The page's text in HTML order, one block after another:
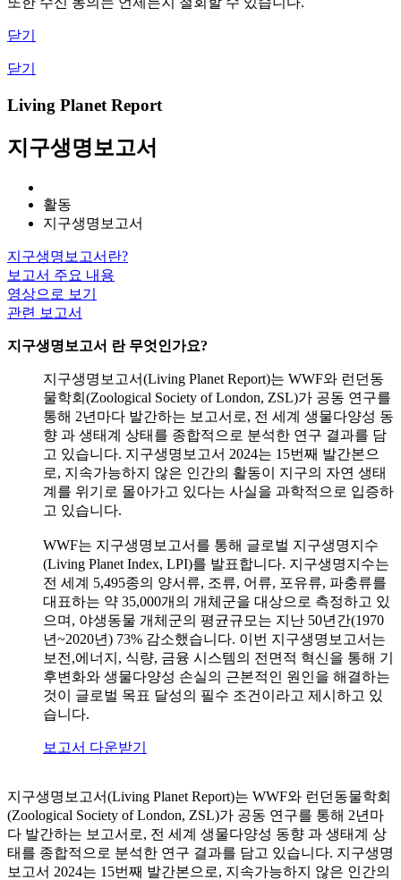
닫기
닫기
Living Planet Report
지구생명보고서
활동
지구생명보고서
지구생명보고서란?
보고서 주요 내용
영상으로 보기
관련 보고서
지구생명보고서 란 무엇인가요?
지구생명보고서(Living Planet Report)는 WWF와 런던동
물학회(Zoological Society of London, ZSL)가 공동 연구를
통해 2년마다 발간하는 보고서로, 전 세계 생물다양성 동
향 과 생태계 상태를 종합적으로 분석한 연구 결과를 담
고 있습니다. 지구생명보고서 2024는 15번째 발간본으
로, 지속가능하지 않은 인간의 활동이 지구의 자연 생태
계를 위기로 몰아가고 있다는 사실을 과학적으로 입증하
고 있습니다.
WWF는 지구생명보고서를 통해 글로벌 지구생명지수
(Living Planet Index, LPI)를 발표합니다. 지구생명지수는
전 세계 5,495종의 양서류, 조류, 어류, 포유류, 파충류를
대표하는 약 35,000개의 개체군을 대상으로 측정하고 있
으며, 야생동물 개체군의 평균규모는 지난 50년간(1970
년~2020년) 73% 감소했습니다. 이번 지구생명보고서는
보전,에너지, 식량, 금융 시스템의 전면적 혁신을 통해 기
후변화와 생물다양성 손실의 근본적인 원인을 해결하는
것이 글로벌 목표 달성의 필수 조건이라고 제시하고 있
습니다.
보고서 다운받기
지구생명보고서(Living Planet Report)는 WWF와 런던동물학회
(Zoological Society of London, ZSL)가 공동 연구를 통해 2년마
다 발간하는 보고서로, 전 세계 생물다양성 동향 과 생태계 상
태를 종합적으로 분석한 연구 결과를 담고 있습니다. 지구생명
보고서 2024는 15번째 발간본으로, 지속가능하지 않은 인간의